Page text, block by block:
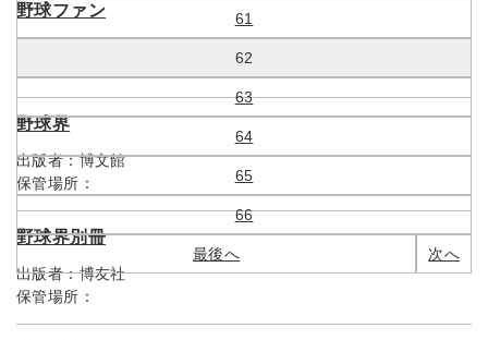
61
62
63
64
65
66
次へ
最後へ
野球ファン
野球界
出版者：博文館
保管場所：
野球界別冊
出版者：博友社
保管場所：